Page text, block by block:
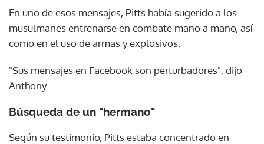
En uno de esos mensajes, Pitts había sugerido a los
musulmanes entrenarse en combate mano a mano, así
como en el uso de armas y explosivos.
"Sus mensajes en Facebook son perturbadores", dijo
Anthony.
Búsqueda de un "hermano"
Según su testimonio, Pitts estaba concentrado en